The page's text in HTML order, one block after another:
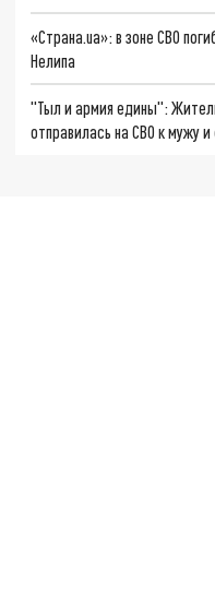
«Страна.ua»: в зоне СВО
Нелипа
"Тыл и армия едины":
отправилась на СВО к мужу